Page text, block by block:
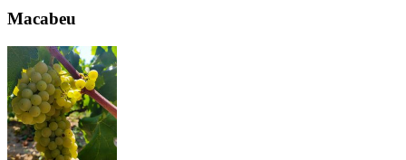
Macabeu